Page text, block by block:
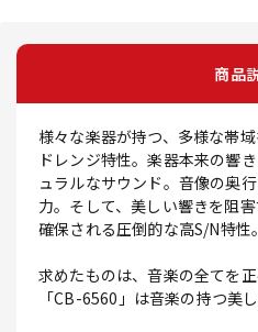
商品
様々な楽器が持つ、多様な帯
ドレンジ特性。楽器本来の響
ュラルなサウンド。音像の奥
力。そして、美しい響きを阻
確保される圧倒的な高S/N特性。
求めたものは、音楽の全てを正
「CB-6560」は音楽の持つ美